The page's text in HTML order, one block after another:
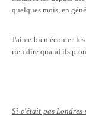
quelques mois, en
J'aime bien écouter
rien dire quand ils
Si c'était pas